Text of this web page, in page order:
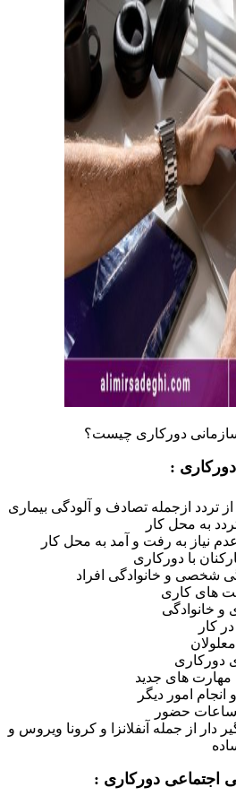
دورکاری چیست؟
:
ازجمله تصادف و آلودگی بیماری
محل کار
به رفت و آمد به محل کار
با دورکاری
و خانوادگی افراد
کاری
های جدید
امور دیگر
حضور
از جمله آنفلانزا و کرونا ویروس و
دورکاری :